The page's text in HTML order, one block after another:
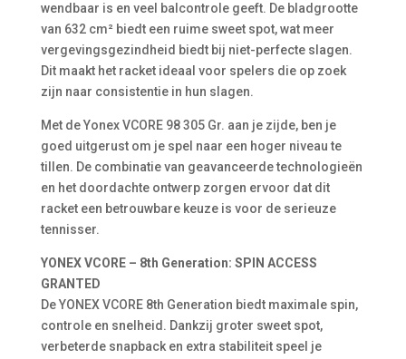
wendbaar is en veel balcontrole geeft. De bladgrootte
van 632 cm² biedt een ruime sweet spot, wat meer
vergevingsgezindheid biedt bij niet-perfecte slagen.
Dit maakt het racket ideaal voor spelers die op zoek
zijn naar consistentie in hun slagen.
Met de Yonex VCORE 98 305 Gr. aan je zijde, ben je
goed uitgerust om je spel naar een hoger niveau te
tillen. De combinatie van geavanceerde technologieën
en het doordachte ontwerp zorgen ervoor dat dit
racket een betrouwbare keuze is voor de serieuze
tennisser.
YONEX VCORE – 8th Generation: SPIN ACCESS
GRANTED
De YONEX VCORE 8th Generation biedt maximale spin,
controle en snelheid. Dankzij groter sweet spot,
verbeterde snapback en extra stabiliteit speel je